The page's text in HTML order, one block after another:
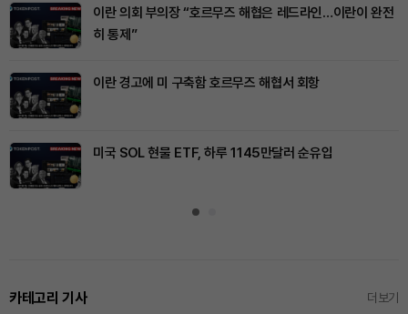
이란 의회 부의장 “호르무즈 해협은 레드라인…이란이 완전
히 통제”
이란 경고에 미 구축함 호르무즈 해협서 회항
미국 SOL 현물 ETF, 하루 1145만달러 순유입
카테고리 기사 더보기